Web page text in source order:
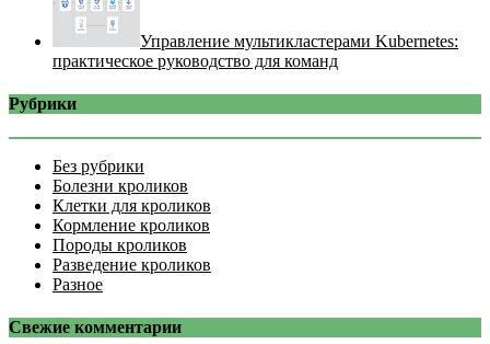
Управление мультикластерами Kubernetes:
практическое руководство для команд
Рубрики
Без рубрики
Болезни кроликов
Клетки для кроликов
Кормление кроликов
Породы кроликов
Разведение кроликов
Разное
Свежие комментарии